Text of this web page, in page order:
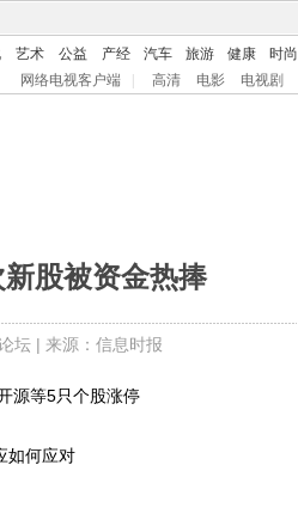
艺术 公益 产经 汽车 旅游 健康 时尚
网络电视客户端 高清 电影 电视剧
股被资金热捧
坛| 来源：信息时报
源等5只个股涨停
如何应对